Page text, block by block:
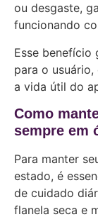
ou desgaste,
funcionando
Esse
para o
a vida útil do
Como
sempre em
Para manter
estado, é
de cuidado
flanela seca e